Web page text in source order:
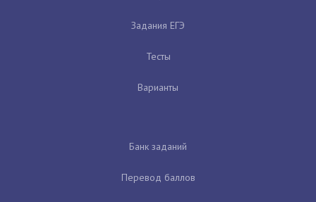
Задания ЕГЭ
Тесты
Варианты
Банк заданий
Перевод баллов